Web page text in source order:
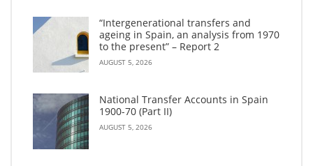
“Intergenerational transfers and
ageing in Spain, an analysis from 1970
to the present” – Report 2
AUGUST 5, 2026
National Transfer Accounts in Spain
1900-70 (Part II)
AUGUST 5, 2026